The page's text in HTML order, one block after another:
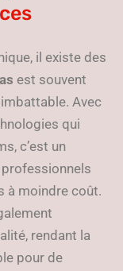
il existe des
est souvent
imbattable. Avec
qui
c’est un
à moindre coût.
rendant la
pour de